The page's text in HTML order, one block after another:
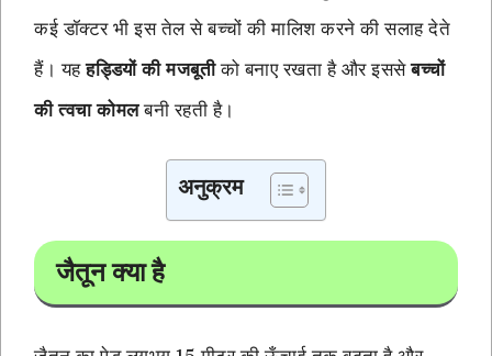
कई डॉक्टर भी इस तेल से बच्चों की मालिश करने की सलाह देते
हैं। यहहड्डियों की मजबूतीको बनाए रखता है और इससेबच्चों
की त्वचा कोमलबनी रहती है।
अनुक्रम
जैतून क्या है